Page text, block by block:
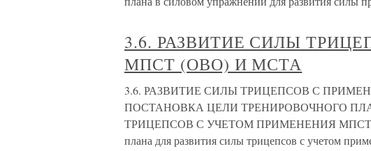
3.6. РАЗВИТИЕ СИЛЫ
МПСТ (ОВО) И МСТА
3.6. РАЗВИТИЕ СИЛЫ ТРИЦЕПСОВ С
ПОСТАНОВКА ЦЕЛИ ТРЕНИРОВОЧНОГО
ТРИЦЕПСОВ С УЧЕТОМ ПРИМЕНЕНИЯ МПСТ
плана для развития силы трицепсов с учетом